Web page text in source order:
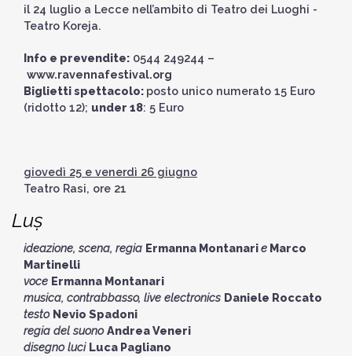
il 24 luglio a Lecce nell’ambito di Teatro dei Luoghi -
Teatro Koreja.
Info e prevendite: 0544 249244 –
www.ravennafestival.org
Biglietti spettacolo: posto unico numerato 15 Euro
(ridotto 12); under 18: 5 Euro
giovedì 25 e venerdì 26 giugno
Teatro Rasi, ore 21
Luṣ
ideazione, scena, regia Ermanna Montanarie Marco
Martinelli
voce Ermanna Montanari
musica, contrabbasso, live electronics Daniele Roccato
testo Nevio Spadoni
regia del suonoAndrea Veneri
disegno luci Luca Pagliano